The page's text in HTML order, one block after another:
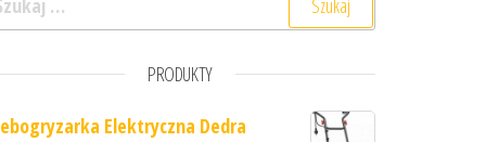
PRODUKTY
Elektryczna Dedra